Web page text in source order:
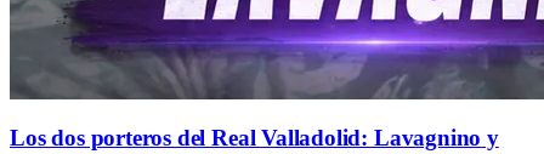
Los dos porteros del Real Valladolid: Lavagnino y